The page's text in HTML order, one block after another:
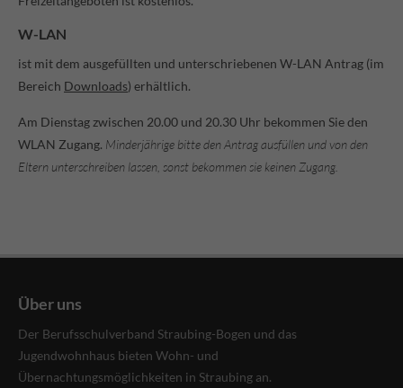
W-LAN
ist mit dem ausgefüllten und unterschriebenen W-LAN Antrag (im
Bereich Downloads) erhältlich.
Am Dienstag zwischen 20.00 und 20.30 Uhr bekommen Sie den
WLAN Zugang. Minderjährige bitte den Antrag ausfüllen und von den
Eltern unterschreiben lassen, sonst bekommen sie keinen Zugang.
Über uns
Der Berufsschulverband Straubing-Bogen und das
Jugendwohnhaus bieten Wohn- und
Übernachtungsmöglichkeiten in Straubing an.